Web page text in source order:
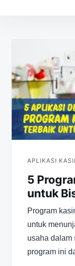
APLIKASI
5
untuk
Program
untuk
usaha dalam
program ini